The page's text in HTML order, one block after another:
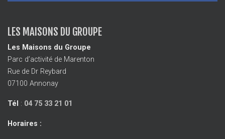
LES MAISONS DU GROUPE
Les Maisons du Groupe
Parc d’activité de Marenton
Rue de Dr Reybard
07100 Annonay
Tél : 04 75 33 21 01
Horaires :